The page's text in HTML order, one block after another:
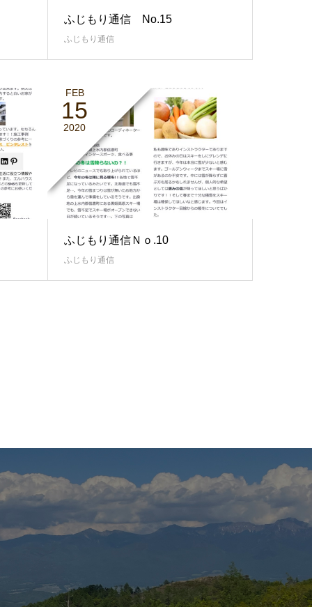
ふじもり通信 No.15
ふじもり通信
FEB
15
2020
ふじもり通信Ｎｏ.10
ふじもり通信